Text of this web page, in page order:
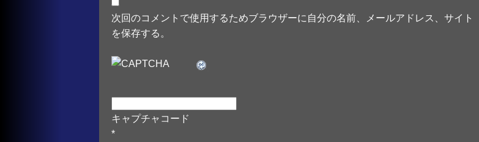
次回のコメントで使用するためブラウザーに自分の名前、メールアドレス、サイト
を保存する。
キャプチャコード
*